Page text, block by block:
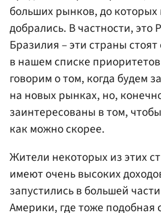
больших рынков, до
добрались. В частности, это
Бразилия – эти страны
в нашем списке
говорим о том, когда будем
на новых рынках, но,
заинтересованы в том,
как можно скорее.
Жители некоторых из этих
имеют очень высоких
запустились в большей
Америки, где тоже подобная